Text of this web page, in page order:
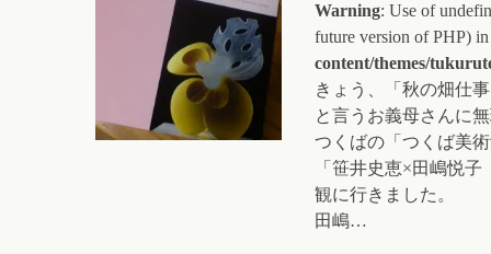
Warning: Use of
future version of PHP) in
content/themes/
きょう、「秋の畑仕事
と言うお義母さんに
つくばの「つくば美術
「笹井史恵×田嶋悦
観に行きました。
田嶋…